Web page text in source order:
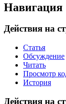
Навигация
Действия на
Статья
Обсуждение
Читать
Просмотр
История
Действия на